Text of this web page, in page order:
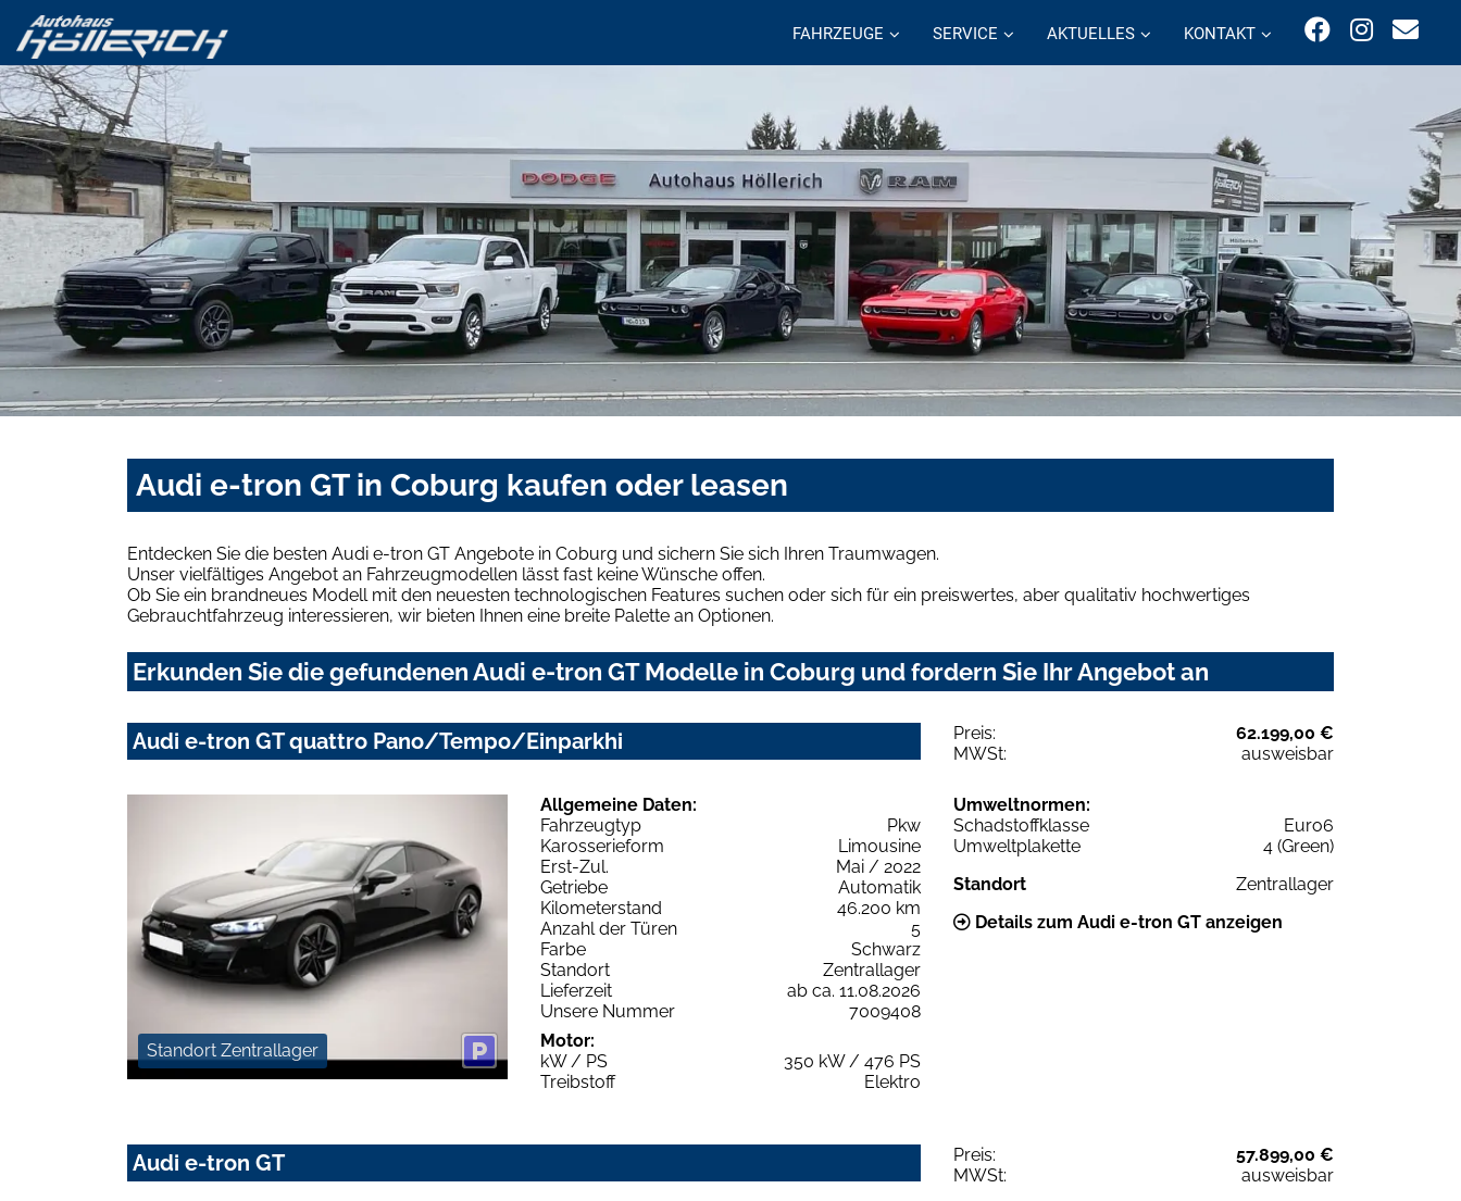
FAHRZEUGE SERVICE AKTUELLES KONTAKT
Audi e-tron GT in Coburg kaufen oder leasen
Entdecken Sie die besten Audi e-tron GT Angebote in Coburg und sichern Sie sich Ihren Traumwagen.
Unser vielfältiges Angebot an Fahrzeugmodellen lässt fast keine Wünsche offen.
Ob Sie ein brandneues Modell mit den neuesten technologischen Features suchen oder sich für ein preiswertes, aber qualitativ hochwertiges
Gebrauchtfahrzeug interessieren, wir bieten Ihnen eine breite Palette an Optionen.
Erkunden Sie die gefundenen Audi e-tron GT Modelle in Coburg und fordern Sie Ihr Angebot an
Audi e-tron GT quattro Pano/Tempo/Einparkhi Preis:
62.199,00 €
MWSt:
ausweisbar
Standort Zentrallager
Allgemeine Daten:
Fahrzeugtyp
Pkw
Karosserieform
Limousine
Erst-Zul.
Mai / 2022
Getriebe
Automatik
Kilometerstand
46.200 km
Anzahl der Türen
5
Farbe
Schwarz
Standort
Zentrallager
Lieferzeit
ab ca. 11.08.2026
Unsere Nummer
7009408
Motor:
kW / PS
350 kW / 476 PS
Treibstoff
Elektro
Umweltnormen:
Schadstoffklasse
Euro6
Umweltplakette
4 (Green)
Standort
Zentrallager
Details zum Audi e-tron GT anzeigen
Audi e-tron GT Preis:
57.899,00 €
MWSt:
ausweisbar